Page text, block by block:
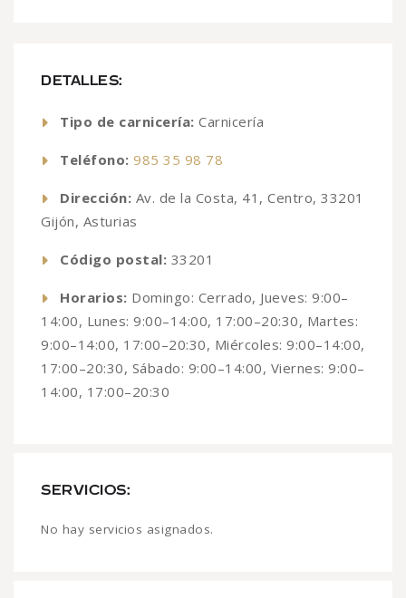
DETALLES:
Tipo de carnicería: Carnicería
Teléfono: 985 35 98 78
Dirección: Av. de la Costa, 41, Centro, 33201
Gijón, Asturias
Código postal: 33201
Horarios: Domingo: Cerrado, Jueves: 9:00–
14:00, Lunes: 9:00–14:00, 17:00–20:30, Martes:
9:00–14:00, 17:00–20:30, Miércoles: 9:00–14:00,
17:00–20:30, Sábado: 9:00–14:00, Viernes: 9:00–
14:00, 17:00–20:30
SERVICIOS:
No hay servicios asignados.